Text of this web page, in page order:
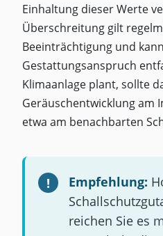
Einhaltung dieser Werte
Überschreitung gilt
Beeinträchtigung und
Gestattungsanspruch
Klimaanlage plant, sollte
Geräuschentwicklung am
etwa am benachbarten
Empfehlung:
reichen Sie es